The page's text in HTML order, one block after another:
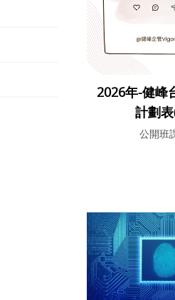
2026年-健峰
計劃
公開班